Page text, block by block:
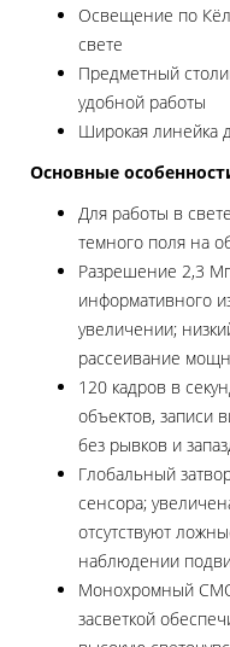
Освещение по
свете
Предметный
удобной работы
Широкая линейка
Основные
Для работы в
темного поля на
Разрешение 2,3
информативного
увеличении;
рассеивание
120 кадров в
объектов, записи
без рывков и
Глобальный
сенсора;
отсутствуют
наблюдении
Монохромный
засветкой